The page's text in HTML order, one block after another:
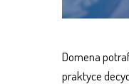
Domena
praktyce